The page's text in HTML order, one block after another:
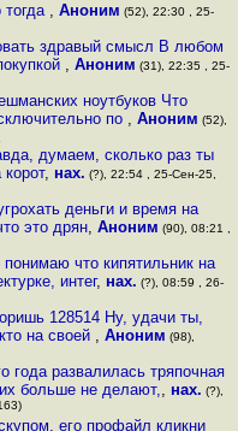
тогда ,Аноним (52), 22:30 , 25-
здравый смысл В любом
, Аноним (31), 22:35 , 25-
ноутбуков Что
по , Аноним (52),
думаем, сколько раз ты
, нах. (?), 22:54 , 25-Сен-25,
деньги и время на
это дрян, Аноним (90), 08:21 ,
понимаю что кипятильник на
интег, нах. (?), 08:59 , 26-
128514 Ну, удачи ты,
на своей ,Аноним (98),
года развалилась тряпочная
больше не делают,, нах. (?),
его профайл кликни